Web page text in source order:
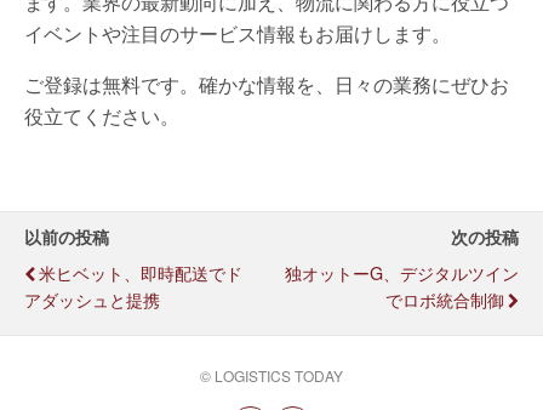
イベントや注目のサービス情報もお届けします。
ご登録は無料です。確かな情報を、日々の業務にぜひお
役立てください。
以前の投稿
米ヒベット、即時配送でド
アダッシュと提携
次の投稿
独オットーG、デジタルツイン
でロボ統合制御
© LOGISTICS TODAY